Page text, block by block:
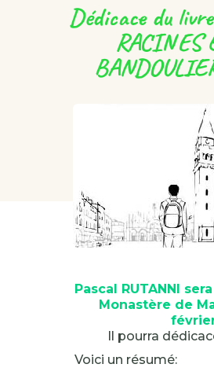
Dédicace du
RACINES
Pascal RUTANNI
Monastère de
Il pourra
Voici un résumé: